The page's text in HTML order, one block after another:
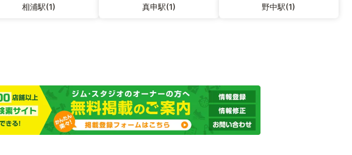
相浦駅(1) 真申駅(1) 野中駅(1)